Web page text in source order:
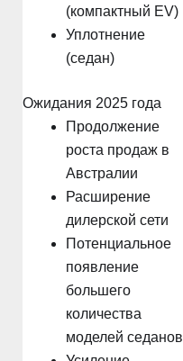
(компактный EV)
Уплотнение
(седан)
Ожидания 2025 года
Продолжение
роста продаж в
Австралии
Расширение
дилерской сети
Потенциальное
появление
большего
количества
моделей седанов